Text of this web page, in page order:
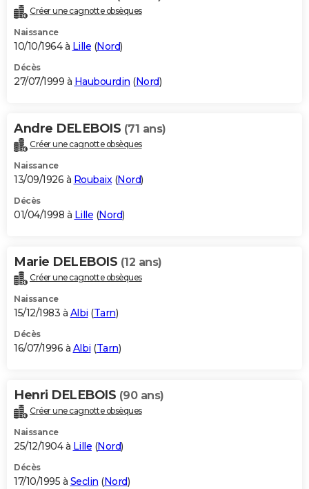
Créer une cagnotte obsèques
Naissance
10/10/1964 à Lille (Nord)
Décès
27/07/1999 à Haubourdin (Nord)
Andre DELEBOIS (71 ans)
Créer une cagnotte obsèques
Naissance
13/09/1926 à Roubaix(Nord)
Décès
01/04/1998 à Lille (Nord)
Marie DELEBOIS (12 ans)
Créer une cagnotte obsèques
Naissance
15/12/1983 à Albi (Tarn)
Décès
16/07/1996 à Albi (Tarn)
Henri DELEBOIS (90 ans)
Créer une cagnotte obsèques
Naissance
25/12/1904 à Lille (Nord)
Décès
17/10/1995 à Seclin (Nord)